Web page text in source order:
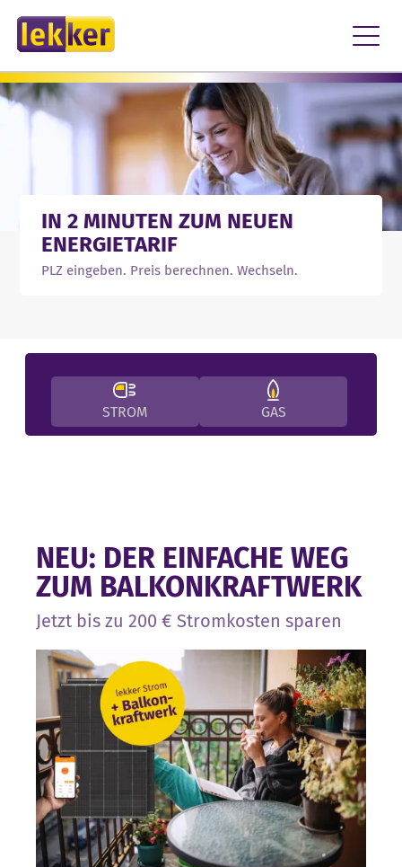
FÜR UNTERNEHMEN
ÜBER UNS
STROM
WÄRME
SERVICE
KUNDEN WERBEN
LOGIN KONTAKT
IN 2 MINUTEN ZUM NEUEN
ENERGIETARIF
PLZ eingeben. Preis berechnen. Wechseln.
JETZT PREIS BERECHNEN
STROM GAS
NEU: DER EINFACHE WEG
ZUM BALKONKRAFTWERK
Jetzt bis zu 200 € Stromkosten sparen